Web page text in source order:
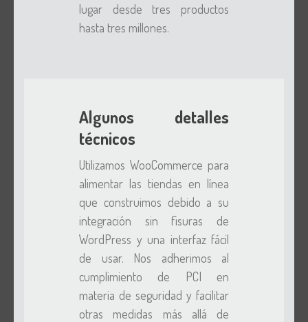
lugar desde tres productos
hasta tres millones.
Algunos detalles
técnicos
Utilizamos WooCommerce para
alimentar las tiendas en línea
que construimos debido a su
integración sin fisuras de
WordPress y una interfaz fácil
de usar. Nos adherimos al
cumplimiento de PCI en
materia de seguridad y facilitar
otras medidas más allá de